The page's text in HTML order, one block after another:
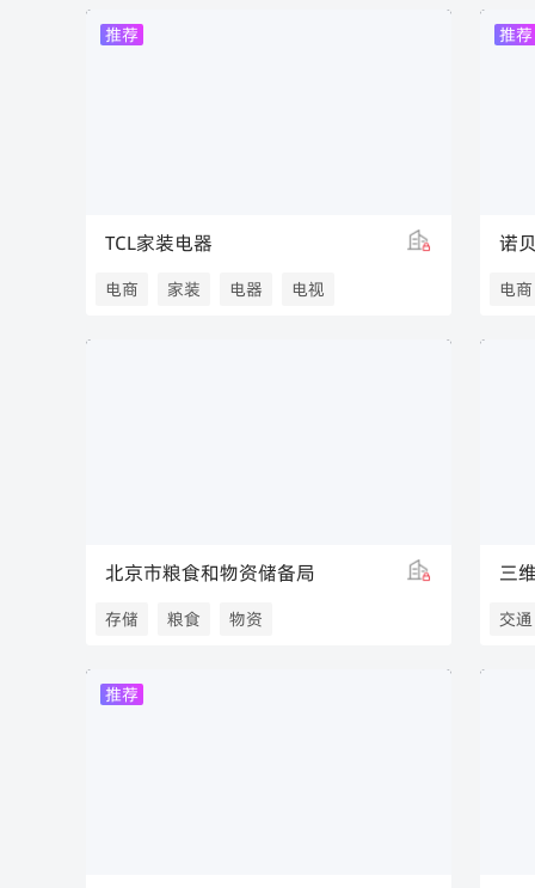
推荐
TCL家装电器
电商 家装 电器 电视
推荐
诺
电商
北京市粮食和物资储备局
存储 粮食
物资
粮食和物资储备局
三
交通
推荐